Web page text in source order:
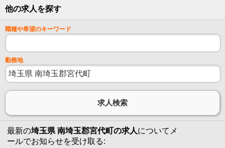
他の求人を探す
職種や希望のキーワード
勤務地
最新の埼玉県 南埼玉郡宮代町の求人についてメ
ールでお知らせを受け取る: